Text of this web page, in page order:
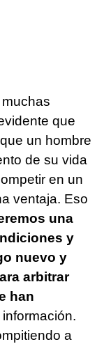
que
un hombre
de su vida
en un
ventaja. Eso
una
y
nuevo y
arbitrar
han
a